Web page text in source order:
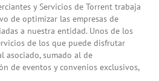
y Servicios de Torrent trabaja
de optimizar las empresas de
a nuestra entidad. Unos de los
de los que puede disfrutar
asociado, sumado al de
de eventos y convenios exclusivos,